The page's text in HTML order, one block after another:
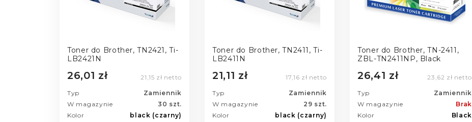
Toner do Brother, TN2421, Ti-
LB2421N
26,01 zł 21,15 zł netto
Typ
Zamiennik
W magazynie
30 szt.
Kolor
black (czarny)
Toner do Brother, TN2411, Ti-
LB2411N
21,11 zł 17,16 zł netto
Typ
Zamiennik
W magazynie
29 szt.
Kolor
black (czarny)
Toner do Brother, TN-2411,
ZBL-TN2411NP, Black
26,41 zł 23,62 zł netto
Typ
Zamiennik
W magazynie
Brak
Kolor
Black